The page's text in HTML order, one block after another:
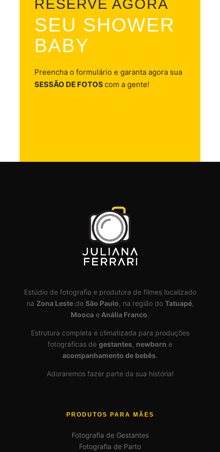
RESERVE AGORA
SEU SHOWER
BABY
Preencha o formulário e garanta agora sua
SESSÃO DE FOTOScom a gente!
Estúdio de fotografia e produtora de filmes localizado
na Zona Lestede São Paulo, na região do Tatuapé,
Mooca e Anália Franco.
Estrutura completa e climatizada para produções
fotográficas de gestantes, newborn e
acompanhamento de bebês.
Adoraremos fazer parte da sua história!
PRODUTOS PARA MÃES
Fotografia de Gestantes
Fotografia de Parto